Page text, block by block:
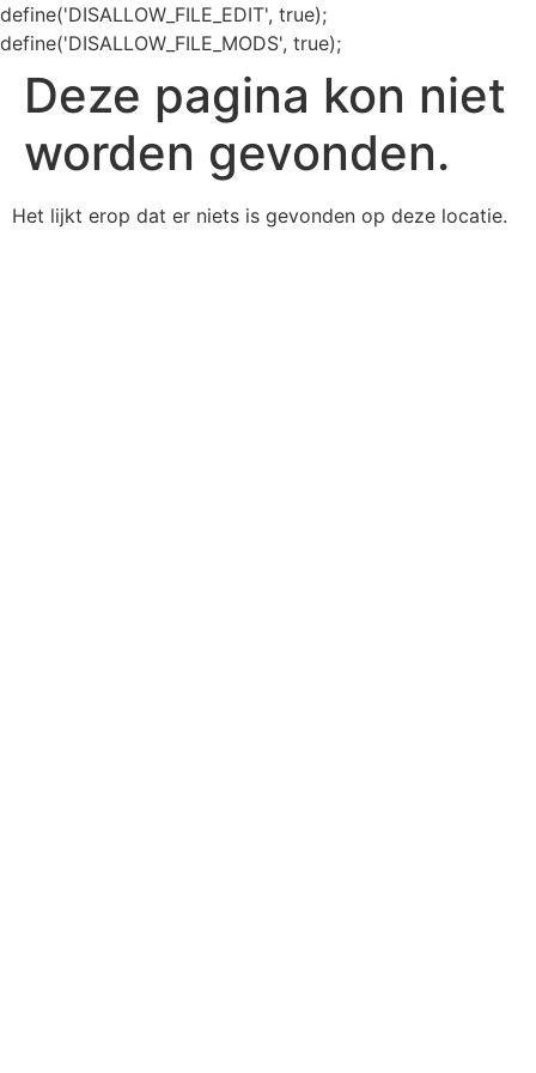
define('DISALLOW_FILE_EDIT', true);
define('DISALLOW_FILE_MODS', true);
Deze pagina kon niet
worden gevonden.
Het lijkt erop dat er niets is gevonden op deze locatie.